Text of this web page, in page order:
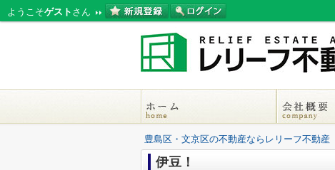
ようこそゲスト さん
豊島区・文京区の不動産ならレリーフ不動産
伊豆！